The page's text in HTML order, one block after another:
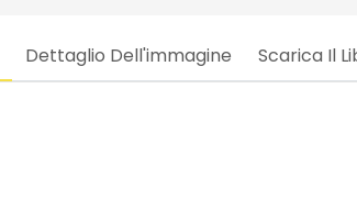
Dettaglio Dell'immagine Scarica Il